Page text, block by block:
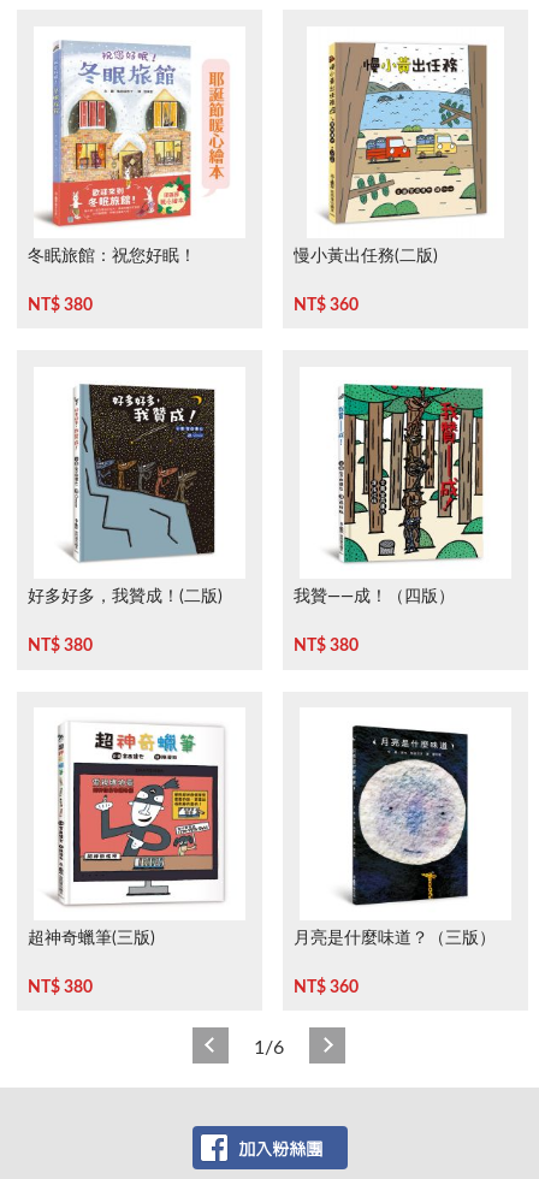
冬眠旅館：祝您好眠！
NT$ 380
慢小黃出任務(二版)
NT$ 360
好多好多，我贊成！(二版)
NT$ 380
我贊——成！（四版）
NT$ 380
超神奇蠟筆(三版)
NT$ 380
月亮是什麼味道？（三版）
NT$ 360
1/6